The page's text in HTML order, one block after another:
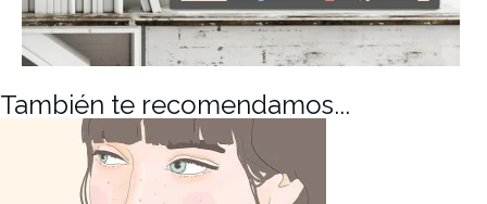
También te recomendamos...